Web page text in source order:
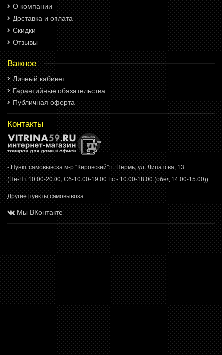
О компании
Доставка и оплата
Скидки
Отзывы
Важное
Личный кабинет
Гарантийные обязательства
Публичная оферта
Контакты
- Пункт самовывоза м-р "Кировский": г. Пермь, ул. Липатова, 13
(Пн-Пт 10.00-20.00, Сб-10.00-19.00 Вс - 10.00-18.00 (обед 14.00-15.00))
Другие пункты самовывоза
Мы ВКонтакте